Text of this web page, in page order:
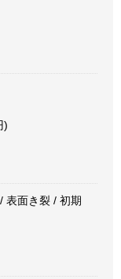
)
表面き裂 / 初期